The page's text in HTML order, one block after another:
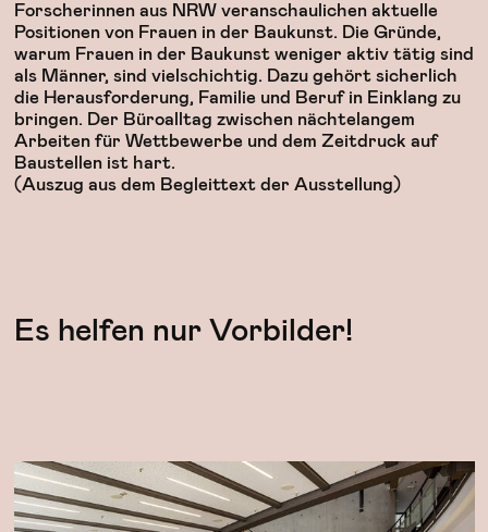
Forscherinnen aus NRW veranschaulichen aktuelle
Positionen von Frauen in der Baukunst. Die Gründe,
warum Frauen in der Baukunst weniger aktiv tätig sind
als Männer, sind vielschichtig. Dazu gehört sicherlich
die Herausforderung, Familie und Beruf in Einklang zu
bringen. Der Büroalltag zwischen nächtelangem
Arbeiten für Wettbewerbe und dem Zeitdruck auf
Baustellen ist hart.
(Auszug aus dem Begleittext der Ausstellung)
Es helfen nur Vorbilder!